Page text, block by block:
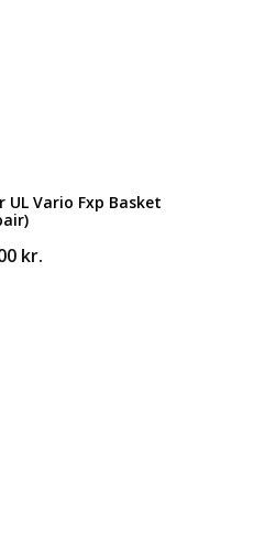
UL Vario Fxp Basket
kr.